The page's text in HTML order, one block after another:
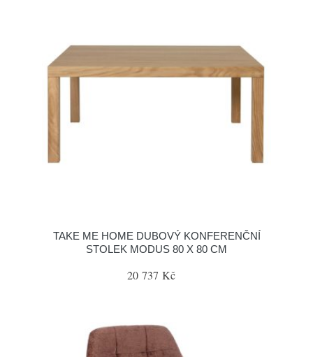
TAKE ME HOME DUBOVÝ KONFERENČNÍ
STOLEK MODUS 80 X 80 CM
20 737 Kč